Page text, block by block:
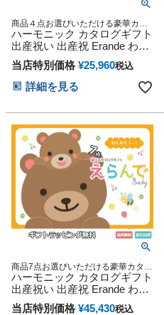
商品４点お選びいただける豪華カタ
ログギフト
ハーモニック カタログギフト
出産祝い 出産祝 Erande わく
わく クアドラプルチョイス
当店特別価格 ¥25,960税込
詳細を見る
商品7点お選びいただける豪華カタロ
グギフト
ハーモニック カタログギフト
出産祝い 出産祝 Erande わく
わく セプタプルチョイス
当店特別価格 ¥45,430税込